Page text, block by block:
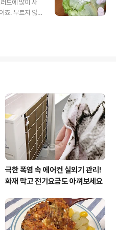
. 찜기에 냉동
어서 정리할
드에 많이 사
죠. 무르지 않
양상추 어떻
냉장 보관하
좀 더 늘리고
질한 뒤 흐르
이즈의 지퍼백
최대한 빼서 진
를 훅..
극한 폭염 속 에어컨 실외기 관리!
화재 막고 전기요금도 아껴보세요